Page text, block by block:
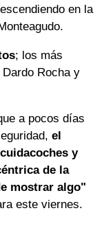
en la
; los más
Rocha y
a pocos días
el
y
de la
mostrar algo"
este viernes.